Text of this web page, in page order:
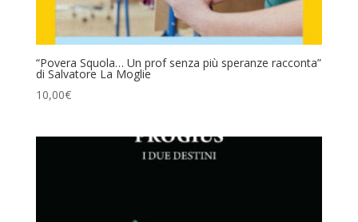
“Povera Squola… Un prof senza più speranze racconta”
di Salvatore La Moglie
10,00€